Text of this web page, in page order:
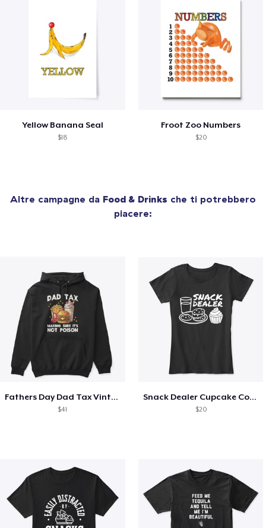
Yellow Banana Seal
$18
Froot Zoo Numbers
$20
Altre campagne da Food & Drinks che ti potrebbero
piacere:
Fathers Day Dad Tax Vintage Papa T-Shirt
$41
Snack Dealer Cupcake Cookie and Milk
$20